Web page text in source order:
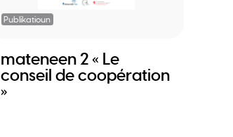
Publikatioun
mateneen 2 « Le
conseil de coopération
»